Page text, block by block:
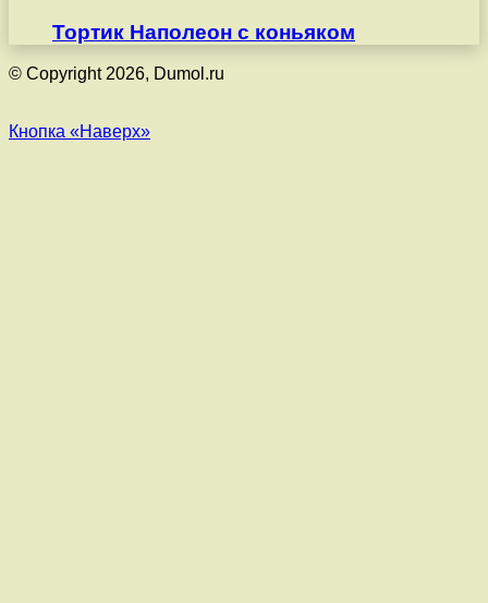
Тортик Наполеон с коньяком
© Copyright 2026, Dumol.ru
Кнопка «Наверх»